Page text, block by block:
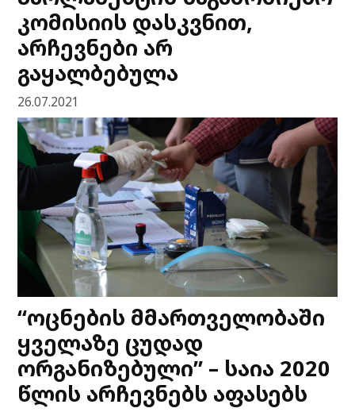
კომისიის დასკვნით,
არჩევნები არ
გაყალბებულა
26.07.2021
“ოცნების მმართველობაში
ყველაზე ცუდად
ორგანიზებული” – საია 2020
წლის არჩევნებს აფასებს